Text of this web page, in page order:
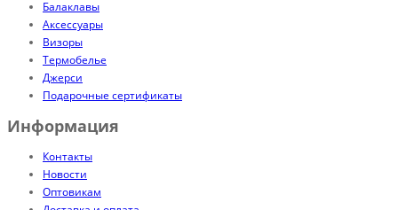
Балаклавы
Аксессуары
Визоры
Термобелье
Джерси
Подарочные сертификаты
Информация
Контакты
Новости
Оптовикам